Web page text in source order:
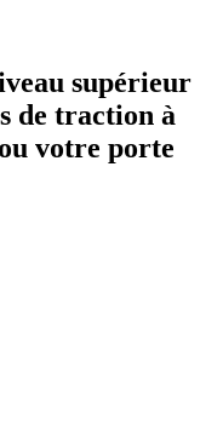
supérieur
de traction à
votre porte